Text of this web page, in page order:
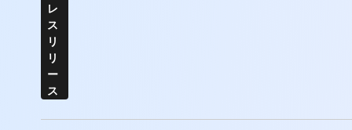
レ
ス
リ
リ
ー
ス